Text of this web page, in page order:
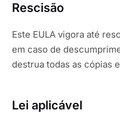
Rescisão
Este EULA vigora até
em caso de
destrua todas as cópias
Lei aplicável